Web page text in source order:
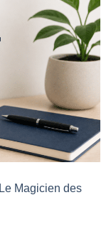
Le Magicien des